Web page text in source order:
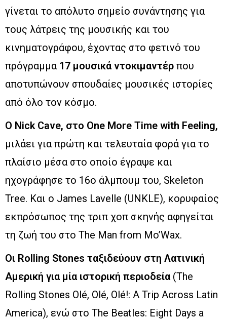
γίνεται το απόλυτο σημείο συνάντησης για
τους λάτρεις της μουσικής και του
κινηματογράφου, έχοντας στο φετινό του
πρόγραμμα 17 μουσικά ντοκιμαντέρ που
αποτυπώνουν σπουδαίες μουσικές ιστορίες
από όλο τον κόσμο.
Ο Nick Cave, στο One More Time with Feeling,
μιλάει για πρώτη και τελευταία φορά για το
πλαίσιο μέσα στο οποίο έγραψε και
ηχογράφησε το 16ο άλμπουμ του, Skeleton
Tree. Και ο James Lavelle (UNKLE), κορυφαίος
εκπρόσωπος της τριπ χοπ σκηνής αφηγείται
τη ζωή του στο The Man from Mo’Wax.
Οι Rolling Stones ταξιδεύουν στη Λατινική
Αμερική για μία ιστορική περιοδεία(The
Rolling Stones Olé, Olé, Olé!: A Trip Across Latin
America), ενώ στο The Beatles: Eight Days a